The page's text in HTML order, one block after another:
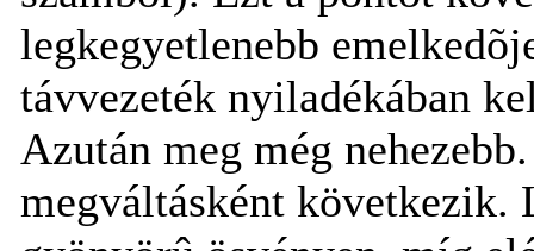
legkegyetlenebb
távvezeték nyiladékában
Azután meg még
megváltásként következik.